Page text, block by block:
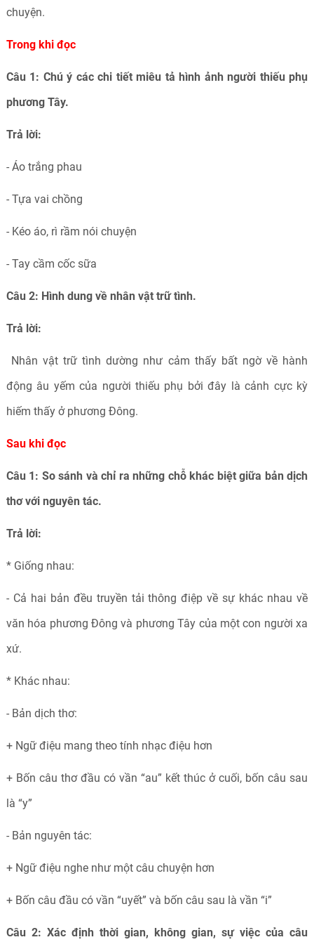
chuyện.
Trong khi đọc
Câu 1: Chú ý các chi tiết miêu tả hình ảnh người thiếu phụ
phương Tây.
Trả lời:
- Áo trắng phau
- Tựa vai chồng
- Kéo áo, rì rầm nói chuyện
- Tay cầm cốc sữa
Câu 2: Hình dung về nhân vật trữ tình.
Trả lời:
Nhân vật trữ tình dường như cảm thấy bất ngờ về hành
động âu yếm của người thiếu phụ bởi đây là cảnh cực kỳ
hiếm thấy ở phương Đông.
Sau khi đọc
Câu 1: So sánh và chỉ ra những chỗ khác biệt giữa bản dịch
thơ với nguyên tác.
Trả lời:
* Giống nhau:
- Cả hai bản đều truyền tải thông điệp về sự khác nhau về
văn hóa phương Đông và phương Tây của một con người xa
xứ.
* Khác nhau:
- Bản dịch thơ:
+ Ngữ điệu mang theo tính nhạc điệu hơn
+ Bốn câu thơ đầu có vần “au” kết thúc ở cuối, bốn câu sau
là “y”
- Bản nguyên tác:
+ Ngữ điệu nghe như một câu chuyện hơn
+ Bốn câu đầu có vần “uyết” và bốn câu sau là vần “i”
Câu 2: Xác định thời gian, không gian, sự việc của câu